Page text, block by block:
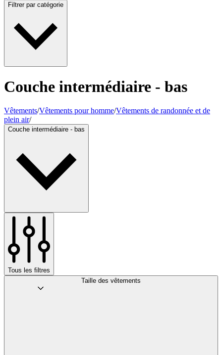
Filtrer par catégorie
Couche intermédiaire - bas
Vêtements/Vêtements pour homme/Vêtements de randonnée et de
plein air/
Couche intermédiaire - bas
Tous les filtres
Taille des vêtements